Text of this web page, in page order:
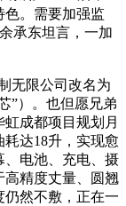
色。需要加强监
承东坦言，一加
无限公司改名为
”）。也但愿兄弟
成都项目规划月
达18升，实现愈
、电池、充电、摄
高精度丈量、圆翘
仍然不敷，正在一